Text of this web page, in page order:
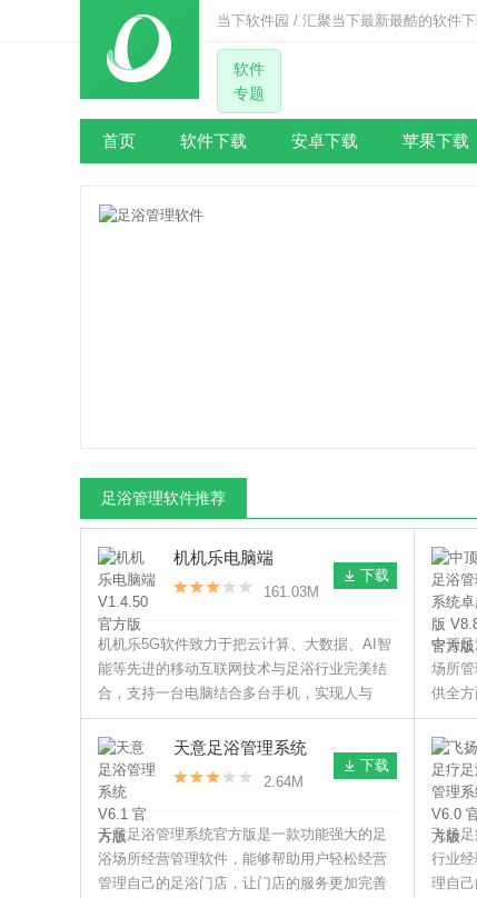
当下软件园 / 汇聚当下最新最酷的软件下
软件
专题
首页 软件下载 安卓下载 苹果下载
足浴管理软件推荐
机机乐电脑端
V1.4.50 官方版
161.03M
下载
机机乐5G软件致力于把云计算、大数据、AI智
能等先进的移动互联网技术与足浴行业完美结
合，支持一台电脑结合多台手机，实现人与
人，人与服务的连接，让企业管理更简单，赚
钱更轻松。
中顶
场所
供全
的经
益。
天意足浴管理系统
V6.1 官方版
2.64M
下载
天意足浴管理系统官方版是一款功能强大的足
浴场所经营管理软件，能够帮助用户轻松经营
管理自己的足浴门店，让门店的服务更加完善
飞扬
行业
理自